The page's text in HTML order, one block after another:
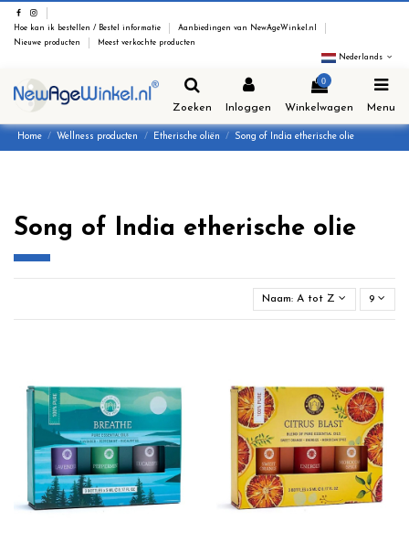
Hoe kan ik bestellen / Bestel informatie
Aanbiedingen van NewAgeWinkel.nl
Nieuwe producten
Meest verkochte producten
Nederlands
Zoeken Inloggen
0
Winkelwagen Menu
Home Wellness producten Etherische oliën Song of India etherische olie
Song of India etherische olie
Naam: A tot Z 9